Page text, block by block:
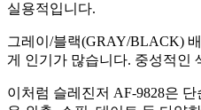
실용적입니다.
그레이/블랙(GRAY/BLACK)
게 인기가 많습니다. 중성적인
이처럼 슬레진저 AF-9828은